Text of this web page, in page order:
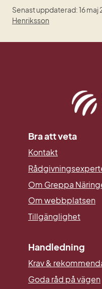
Senast uppdaterad: 16 maj
Henriksson
Bra att veta
Kontakt
Om Greppa
Om webbplatsen
Tillgänglighet
Handledning
Krav &
Goda råd på vägen